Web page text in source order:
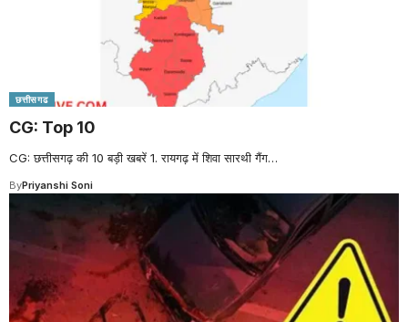
छत्तीसगढ
CG: Top 10
CG: छत्तीसगढ़ की 10 बड़ी खबरें 1. रायगढ़ में शिवा सारथी गैंग…
ByPriyanshi Soni